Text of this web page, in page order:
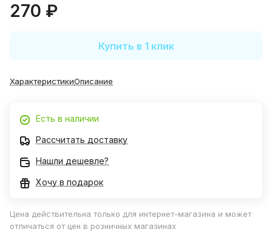
270 ₽
Купить в 1 клик
ХарактеристикиОписание
Есть в наличии
Рассчитать доставку
Нашли дешевле?
Хочу в подарок
Цена действительна только для интернет-магазина и может
отличаться от цен в розничных магазинах